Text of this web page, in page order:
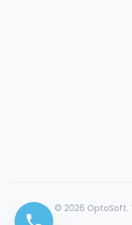
© 2026 OptoSoft.